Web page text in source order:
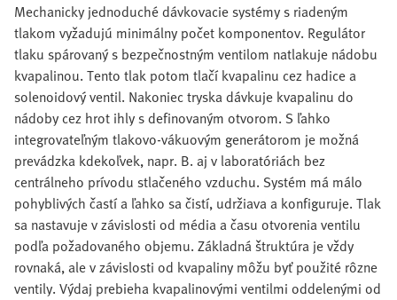
Mechanicky jednoduché dávkovacie systémy s riadeným
tlakom vyžadujú minimálny počet komponentov. Regulátor
tlaku spárovaný s bezpečnostným ventilom natlakuje nádobu
kvapalinou. Tento tlak potom tlačí kvapalinu cez hadice a
solenoidový ventil. Nakoniec tryska dávkuje kvapalinu do
nádoby cez hrot ihly s definovaným otvorom. S ľahko
integrovateľným tlakovo-vákuovým generátorom je možná
prevádzka kdekoľvek, napr. B. aj v laboratóriách bez
centrálneho prívodu stlačeného vzduchu. Systém má málo
pohyblivých častí a ľahko sa čistí, udržiava a konfiguruje. Tlak
sa nastavuje v závislosti od média a času otvorenia ventilu
podľa požadovaného objemu. Základná štruktúra je vždy
rovnaká, ale v závislosti od kvapaliny môžu byť použité rôzne
ventily. Výdaj prebieha kvapalinovými ventilmi oddelenými od